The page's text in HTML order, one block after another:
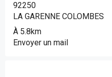
92250
LA GARENNE COLOMBES
À 5.8km
Envoyer un mail